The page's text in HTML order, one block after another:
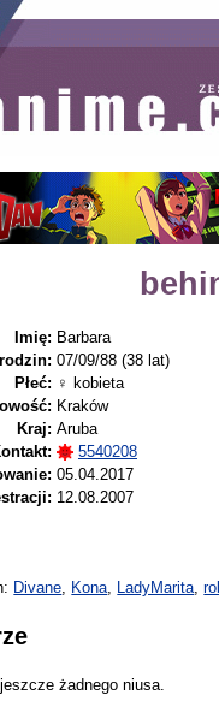
Imię: Barbara
07/09/88 (38 lat)
Płeć: ♀ kobieta
Kraków
Kraj: Aruba
5540208
05.04.2017
12.08.2007
Divane, Kona, LadyMarita,
żadnego niusa.